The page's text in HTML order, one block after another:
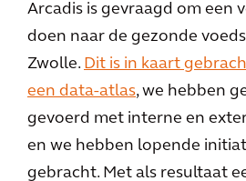
Arcadis is gevraagd om een
doen naar de gezonde
Zwolle. Dit is in kaart
een data-atlas, we hebben
gevoerd met interne en
en we hebben lopende
gebracht. Met als resultaat